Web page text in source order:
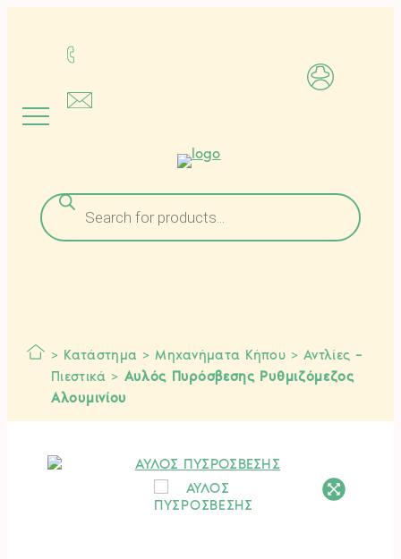
περιεχόμενο
Αναζήτηση
προϊόντων
> Κατάστημα >Μηχανήματα Κήπου >Αντλίες –
Πιεστικά > Αυλός Πυρόσβεσης Ρυθμιζόμεζος
Αλουμινίου